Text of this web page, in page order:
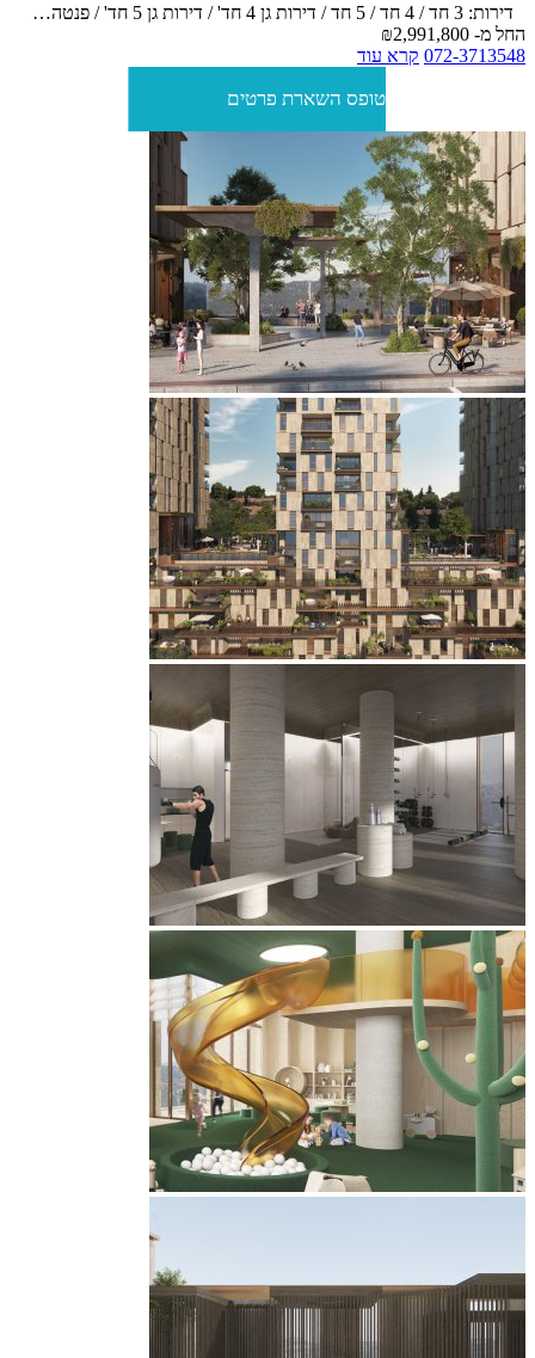
דירות: 3 חד / 4 חד / 5 חד / דירות גן 4 חד' / דירות גן 5 חד' / פנטהאוז 5 חדרים / פנטהאוז 6 חדרים / דופלקס 6 חדרים
החל מ- ₪2,991,800
072-3713548 קרא עוד
טופס השארת פרטים